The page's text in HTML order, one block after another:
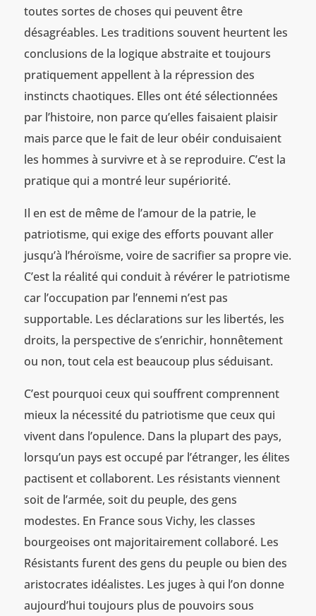
toutes sortes de choses qui peuvent être
désagréables. Les traditions souvent heurtent les
conclusions de la logique abstraite et toujours
pratiquement appellent à la répression des
instincts chaotiques. Elles ont été sélectionnées
par l’histoire, non parce qu’elles faisaient plaisir
mais parce que le fait de leur obéir conduisaient
les hommes à survivre et à se reproduire. C’est la
pratique qui a montré leur supériorité.
Il en est de même de l’amour de la patrie, le
patriotisme, qui exige des efforts pouvant aller
jusqu’à l’héroïsme, voire de sacrifier sa propre vie.
C’est la réalité qui conduit à révérer le patriotisme
car l’occupation par l’ennemi n’est pas
supportable. Les déclarations sur les libertés, les
droits, la perspective de s’enrichir, honnêtement
ou non, tout cela est beaucoup plus séduisant.
C’est pourquoi ceux qui souffrent comprennent
mieux la nécessité du patriotisme que ceux qui
vivent dans l’opulence. Dans la plupart des pays,
lorsqu’un pays est occupé par l’étranger, les élites
pactisent et collaborent. Les résistants viennent
soit de l’armée, soit du peuple, des gens
modestes. En France sous Vichy, les classes
bourgeoises ont majoritairement collaboré. Les
Résistants furent des gens du peuple ou bien des
aristocrates idéalistes. Les juges à qui l’on donne
aujourd’hui toujours plus de pouvoirs sous